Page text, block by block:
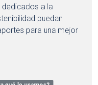
a la
puedan
para una mejor